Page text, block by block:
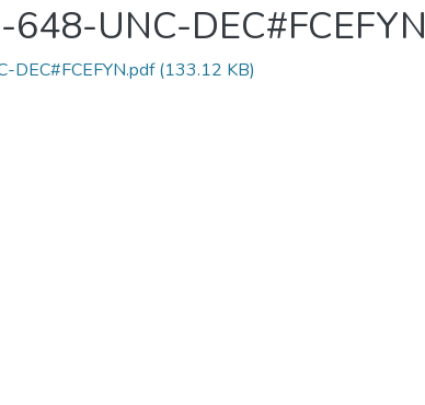
UNC-DEC#FCEFYN
(133.12 KB)